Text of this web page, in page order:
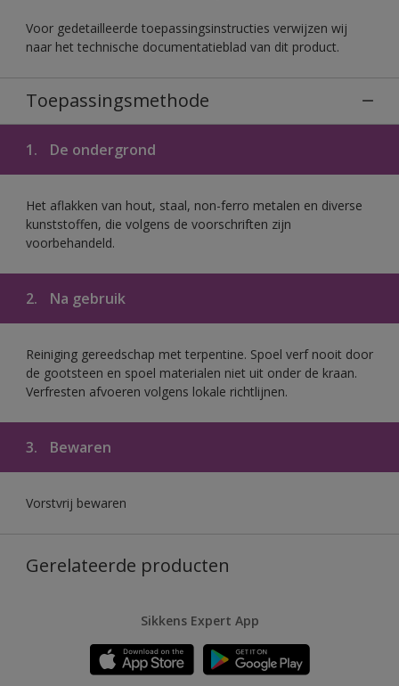
Voor gedetailleerde toepassingsinstructies verwijzen wij
naar het technische documentatieblad van dit product.
Toepassingsmethode
1. De ondergrond
Het aflakken van hout, staal, non-ferro metalen en diverse
kunststoffen, die volgens de voorschriften zijn
voorbehandeld.
2. Na gebruik
Reiniging gereedschap met terpentine. Spoel verf nooit door
de gootsteen en spoel materialen niet uit onder de kraan.
Verfresten afvoeren volgens lokale richtlijnen.
3. Bewaren
Vorstvrij bewaren
Gerelateerde producten
Sikkens Expert App